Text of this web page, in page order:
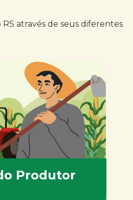
através de seus diferentes
Produtor